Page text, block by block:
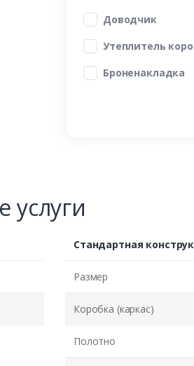
Доводчик
Утеплитель
Броненакладка
Стандартная
Размер
Коробка (каркас)
Полотно